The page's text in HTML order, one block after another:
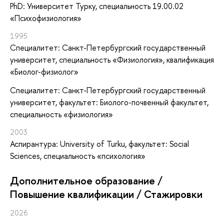
PhD: Университет Турку, специальность 19.00.02
«Психофизиология»
1995
Специалитет: Санкт-Петербургский государственный
университет, специальность «Физиология», квалификация
«Биолог-физиолог»
Специалитет: Санкт-Петербургский государственный
университет, факультет: Биолого-почвенный факультет,
специальность «физиология»
2003
Аспирантура: University of Turku, факультет: Social
Sciences, специальность «психология»
Дополнительное образование /
Повышение квалификации / Стажировки
2026